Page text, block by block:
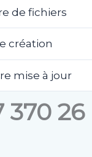
de fichiers
création
mise à jour
370 26